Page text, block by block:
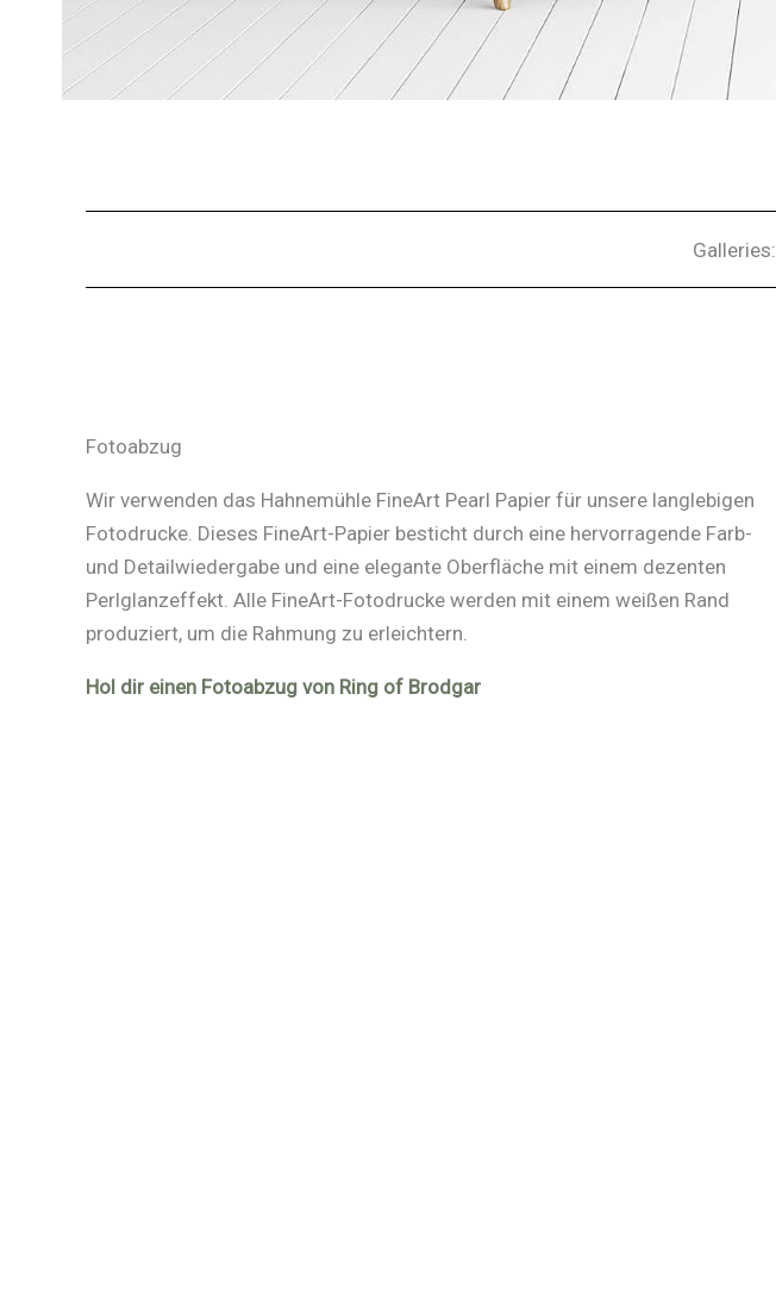
Galleries:
Fotoabzug
Wir verwenden das Hahnemühle FineArt Pearl Papier für unsere langlebigen
Fotodrucke. Dieses FineArt-Papier besticht durch eine hervorragende Farb-
und Detailwiedergabe und eine elegante Oberfläche mit einem dezenten
Perlglanzeffekt. Alle FineArt-Fotodrucke werden mit einem weißen Rand
produziert, um die Rahmung zu erleichtern.
Hol dir einen Fotoabzug von Ring of Brodgar